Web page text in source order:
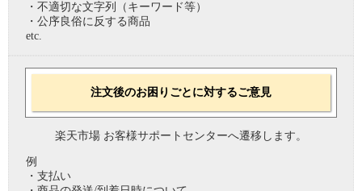
・不適切な文字列（キーワード等）
・公序良俗に反する商品
etc.
注文後のお困りごとに対するご意見
楽天市場 お客様サポートセンターへ遷移します。
例
・支払い